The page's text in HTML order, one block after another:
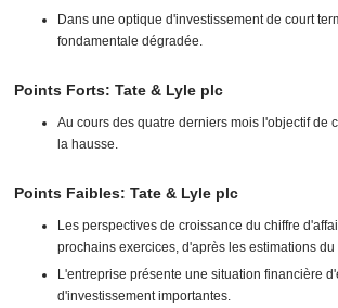
Dans une optique d'investissement de court
fondamentale dégradée.
Points Forts: Tate & Lyle plc
Au cours des quatre derniers mois l'objectif de
la hausse.
Points Faibles: Tate & Lyle plc
Les perspectives de croissance du chiffre
prochains exercices, d'après les estimations
L'entreprise présente une situation financière
d'investissement importantes.